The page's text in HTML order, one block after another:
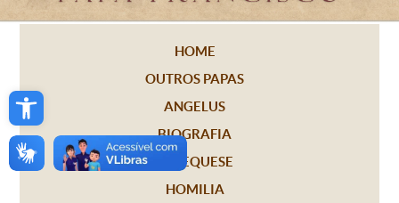
Open toolbar
HOME
OUTROS PAPAS
ANGELUS
BIOGRAFIA
CATEQUESE
HOMILIA